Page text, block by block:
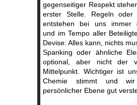
gegenseitiger Respekt
erster Stelle. Regeln oder
entstehen bei uns immer
und im Tempo aller
Devise: Alles kann, nichts
Spanking oder ähnliche
optional, aber nicht der
Mittelpunkt. Wichtiger ist
Chemie stimmt und
persönlicher Ebene gut